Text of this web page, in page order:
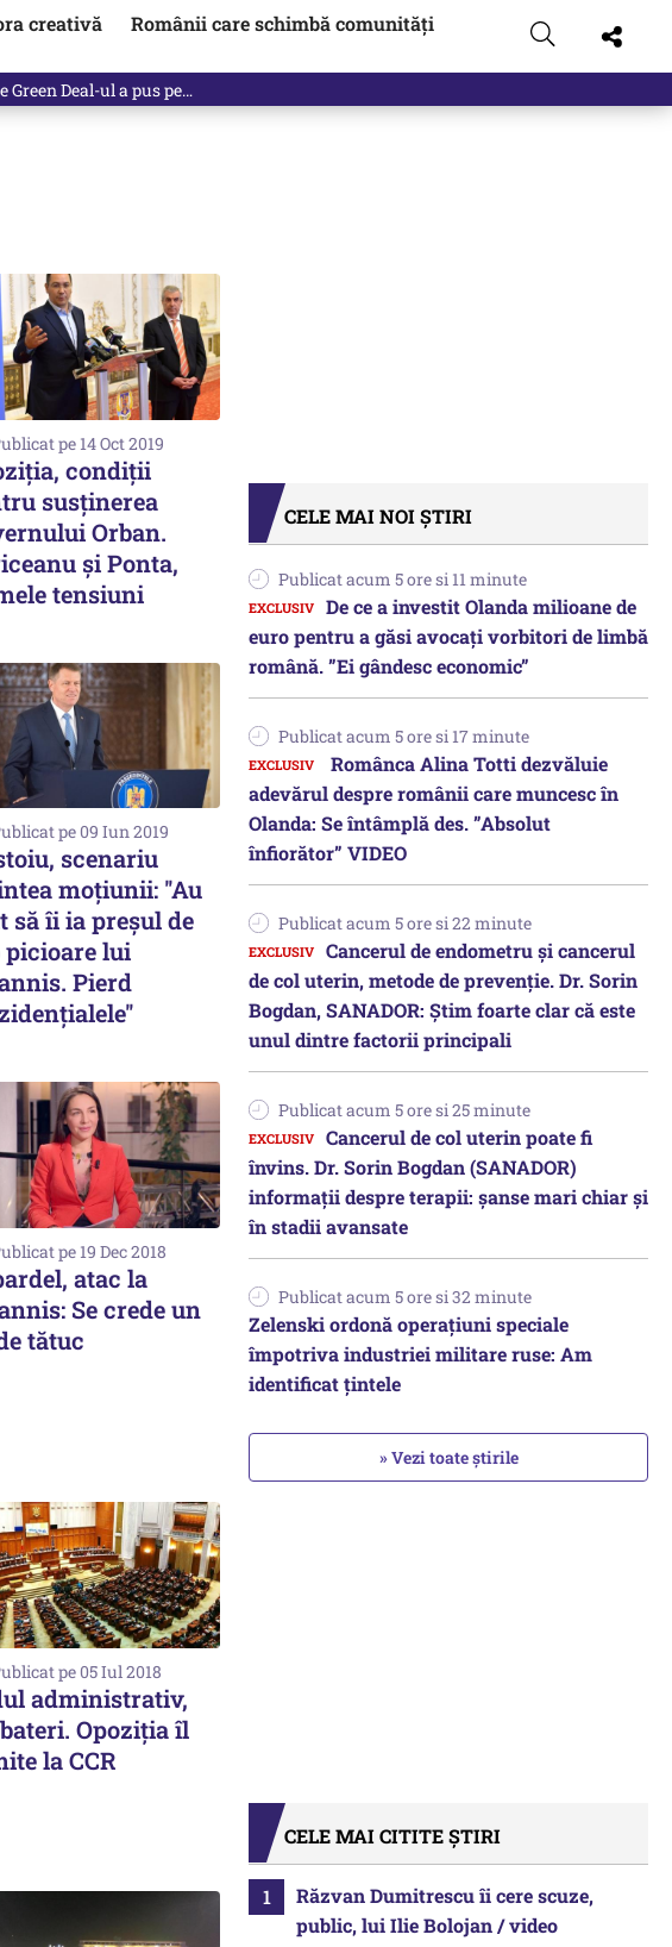
creativă
Românii care schimbă comunități
Green Deal-ul a pus pe…
pe 14 Oct 2019
condiții
susținerea
Orban.
și Ponta,
tensiuni
pe 09 Iun 2019
scenariu
moțiunii: ''Au
să îi ia preșul de
picioare lui
Pierd
pe 19 Dec 2018
atac la
Se crede un
tătuc
pe 05 Iul 2018
administrativ,
Opoziţia îl
la CCR
CELE MAI NOI ȘTIRI
Publicat acum 5 ore si 11 minute
De ce a investit Olanda milioane de
euro pentru a găsi avocați vorbitori de limbă
română. ”Ei gândesc economic”
Publicat acum 5 ore si 17 minute
Românca Alina Totti dezvăluie
adevărul despre românii care muncesc în
Olanda: Se întâmplă des. ”Absolut
înfiorător” VIDEO
Publicat acum 5 ore si 22 minute
Cancerul de endometru și cancerul
de col uterin, metode de prevenție. Dr. Sorin
Bogdan, SANADOR: Știm foarte clar că este
unul dintre factorii principali
Publicat acum 5 ore si 25 minute
Cancerul de col uterin poate fi
învins. Dr. Sorin Bogdan (SANADOR)
informații despre terapii: șanse mari chiar și
în stadii avansate
Publicat acum 5 ore si 32 minute
Zelenski ordonă operațiuni speciale
împotriva industriei militare ruse: Am
identificat țintele
» Vezi toate știrile
CELE MAI CITITE ȘTIRI
Răzvan Dumitrescu îi cere scuze,
public, lui Ilie Bolojan / video